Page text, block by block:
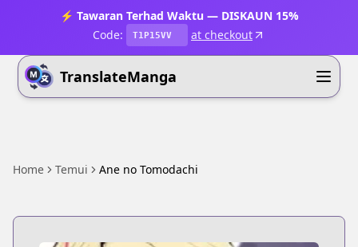
⚡ Tawaran Terhad Waktu — DISKAUN 15%
Code:
T1P15VV at checkout
TranslateManga
Home Temui Ane no Tomodachi